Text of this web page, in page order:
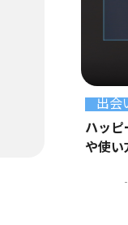
出会
ハッピ
や使い